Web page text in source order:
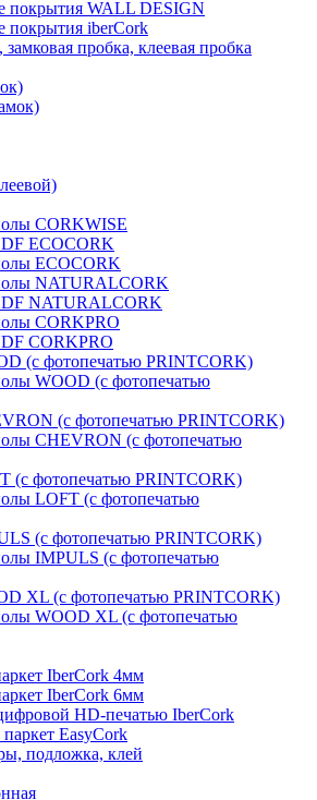
покрытия WALL DESIGN
покрытия iberCork
пробка, клеевая пробка
CORKWISE
ECOCORK
ECOCORK
NATURALCORK
NATURALCORK
CORKPRO
CORKPRO
(с фотопечатью PRINTCORK)
WOOD (с фотопечатью
(с фотопечатью PRINTCORK)
CHEVRON (с фотопечатью
(с фотопечатью PRINTCORK)
LOFT (с фотопечатью
(с фотопечатью PRINTCORK)
IMPULS (с фотопечатью
XL (с фотопечатью PRINTCORK)
WOOD XL (с фотопечатью
IberCork 4мм
IberCork 6мм
HD-печатью IberCork
EasyCork
подложка, клей